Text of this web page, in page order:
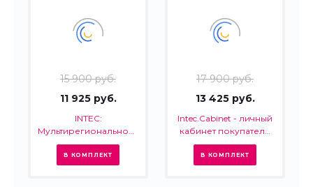
15 900 руб.
11 925 руб.
INTEC:
Мультирегиональность
- региональная сеть
вашего сайта с
продвижением в
В КОМПЛЕКТ
17 900 руб.
13 425 руб.
Intec.Cabinet - личный
кабинет покупателя
для интернет-
магазина (B2B и B2C)
В КОМПЛЕКТ